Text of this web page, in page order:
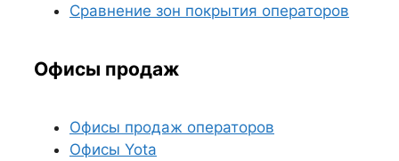
Сравнение зон покрытия операторов
Офисы продаж
Офисы продаж операторов
Офисы Yota